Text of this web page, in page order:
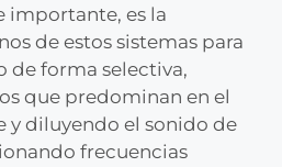
importante, es la
de estos sistemas para
de forma selectiva,
que predominan en el
y diluyendo el sonido de
frecuencias